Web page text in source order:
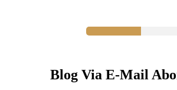
Blog Via E-Mail